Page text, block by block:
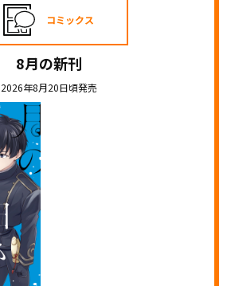
コミックス
8月の新刊
2026年8月20日頃発売